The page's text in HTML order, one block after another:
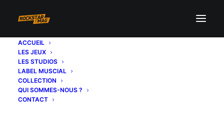
ACCUEIL
LES JEUX
LES STUDIOS
LABEL MUSCIAL
COLLECTION
QUI SOMMES-NOUS ?
CONTACT